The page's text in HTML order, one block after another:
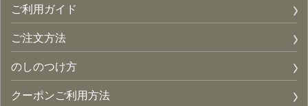
ご利用ガイド
ご注文方法
のしのつけ方
クーポンご利用方法